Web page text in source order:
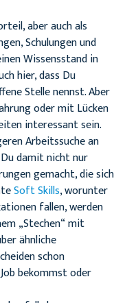
aber auch als
Schulungen und
Wissensstand in
hier, dass Du
Stelle nennst. Aber
oder mit Lücken
interessant sein.
Arbeitssuche an
damit nicht nur
gemacht, die sich
Soft Skills, worunter
fallen, werden
„Stechen“ mit
ähnliche
schon
bekommst oder